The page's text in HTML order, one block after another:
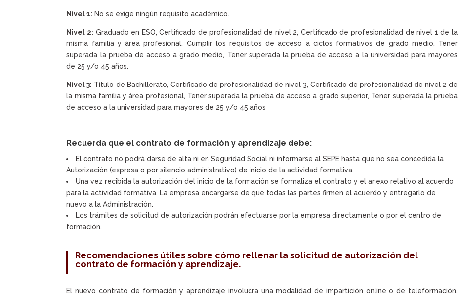
Nivel 1: No se exige ningún requisito académico.
Nivel 2: Graduado en ESO, Certificado de profesionalidad de nivel 2, Certificado de profesionalidad de nivel 1 de la
misma familia y área profesional, Cumplir los requisitos de acceso a ciclos formativos de grado medio, Tener
superada la prueba de acceso a grado medio, Tener superada la prueba de acceso a la universidad para mayores
de 25 y/o 45 años.
Nivel 3: Título de Bachillerato, Certificado de profesionalidad de nivel 3, Certificado de profesionalidad de nivel 2 de
la misma familia y área profesional, Tener superada la prueba de acceso a grado superior, Tener superada la prueba
de acceso a la universidad para mayores de 25 y/o 45 años
Recuerda que el contrato de formación y aprendizaje debe:
El contrato no podrá darse de alta ni en Seguridad Social ni informarse al SEPE hasta que no sea concedida la
Autorización (expresa o por silencio administrativo) de inicio de la actividad formativa.
Una vez recibida la autorización del inicio de la formación se formaliza el contrato y el anexo relativo al acuerdo
para la actividad formativa. La empresa encargarse de que todas las partes firmen el acuerdo y entregarlo de
nuevo a la Administración.
Los trámites de solicitud de autorización podrán efectuarse por la empresa directamente o por el centro de
formación.
Recomendaciones útiles sobre cómo rellenar la solicitud de autorización del
contrato de formación y aprendizaje.
El nuevo contrato de formación y aprendizaje involucra una modalidad de impartición online o de teleformación,